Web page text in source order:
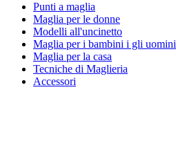
Punti a maglia
Maglia per le donne
Modelli all'uncinetto
Maglia per i bambini i gli uomini
Maglia per la casa
Tecniche di Maglieria
Accessori